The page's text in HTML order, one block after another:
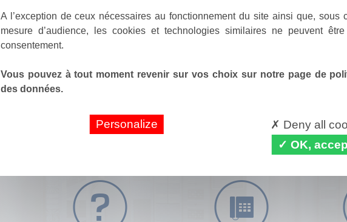
A l’exception de ceux nécessaires au fonctionnement du site ainsi que, sous
mesure d’audience, les cookies et technologies similaires ne peuvent
consentement.
Vous pouvez à tout moment revenir sur vos choix sur notre page de
des données.
Personalize
Deny all
OK,